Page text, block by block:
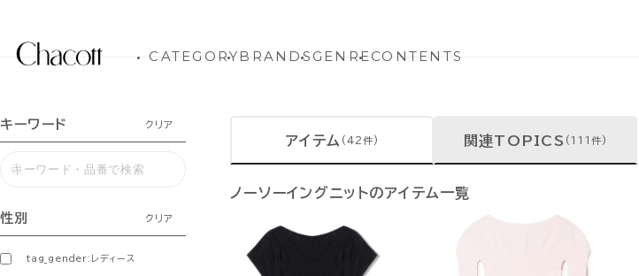
CATEGORYBRANDSGENRECONTENTS
キーワード クリア
性別 クリア
tag_gender:レディース
アイテム (42件) 関連TOPICS (111件)
ノーソーイングニットのアイテム一覧